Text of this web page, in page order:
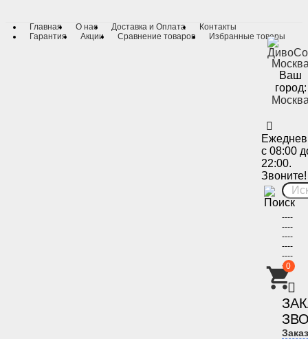
Главная О нас Доставка и Оплата
Контакты
Гарантия
Акции Сравнение товаров Избранные товары
Ваш
город:
с 08:00
22:00.
Звоните!
----
----
----
----
----
----
0